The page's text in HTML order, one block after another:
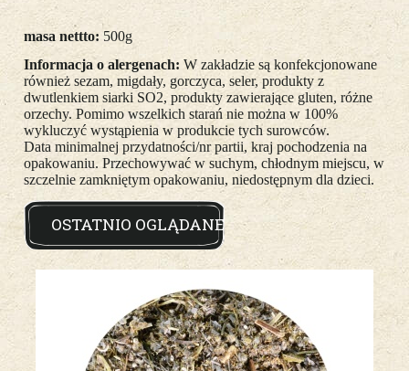
masa nettto: 500g
Informacja o alergenach: W zakładzie są konfekcjonowane
również sezam, migdały, gorczyca, seler, produkty z
dwutlenkiem siarki SO2, produkty zawierające gluten, różne
orzechy. Pomimo wszelkich starań nie można w 100%
wykluczyć wystąpienia w produkcie tych surowców.
Data minimalnej przydatności/nr partii, kraj pochodzenia na
opakowaniu. Przechowywać w suchym, chłodnym miejscu, w
szczelnie zamkniętym opakowaniu, niedostępnym dla dzieci.
OSTATNIO OGLĄDANE